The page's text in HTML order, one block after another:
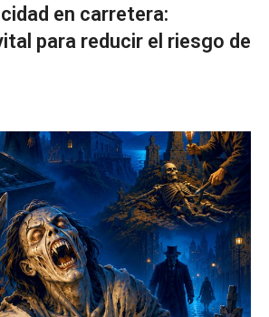
en carretera:
para reducir el riesgo de